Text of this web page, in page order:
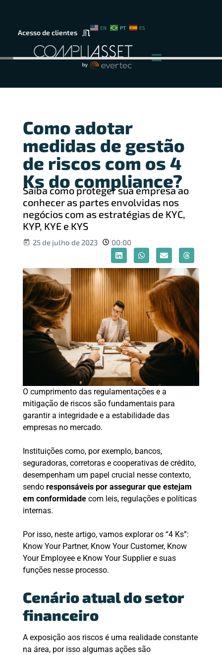
Acesso de clientes
EN PT ES
Como adotar
medidas de gestão
de riscos com os 4
Ks do compliance?
Saiba como proteger sua empresa ao
conhecer as partes envolvidas nos
negócios com as estratégias de KYC,
KYP, KYE e KYS
25 de julho de 2023 00:00
O cumprimento das regulamentações e a
mitigação de riscos são fundamentais para
garantir a integridade e a estabilidade das
empresas no mercado.
Instituições como, por exemplo, bancos,
seguradoras, corretoras e cooperativas de crédito,
desempenham um papel crucial nesse contexto,
sendo responsáveis por assegurar que estejam
em conformidadecom leis, regulações e políticas
internas.
Por isso, neste artigo, vamos explorar os “4 Ks”:
Know Your Partner, Know Your Customer, Know
Your Employee e Know Your Supplier e suas
funções nesse processo.
Cenário atual do setor
financeiro
A exposição aos riscos é uma realidade constante
na área, por isso algumas ações são